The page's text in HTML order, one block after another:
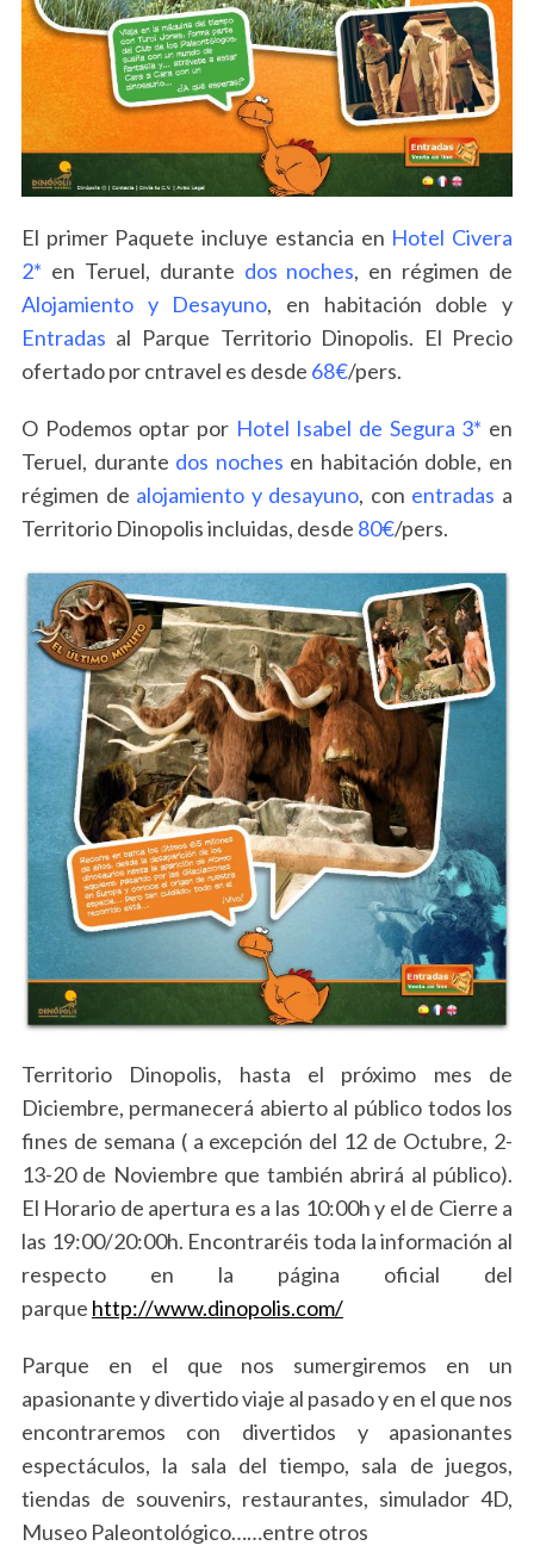
El primer Paquete incluye estancia en Hotel Civera
2* en Teruel, durante dos noches, en régimen de
Alojamiento y Desayuno, en habitación doble y
Entradas al Parque Territorio Dinopolis. El Precio
ofertado por cntravel es desde 68€/pers.
O Podemos optar por Hotel Isabel de Segura 3* en
Teruel, durante dos noches en habitación doble, en
régimen de alojamiento y desayuno, con entradas a
Territorio Dinopolis incluidas, desde 80€/pers.
Territorio Dinopolis, hasta el próximo mes de
Diciembre, permanecerá abierto al público todos los
fines de semana ( a excepción del 12 de Octubre, 2-
13-20 de Noviembre que también abrirá al público).
El Horario de apertura es a las 10:00h y el de Cierre a
las 19:00/20:00h. Encontraréis toda la información al
respecto en la página oficial del
parque http://www.dinopolis.com/
Parque en el que nos sumergiremos en un
apasionante y divertido viaje al pasado y en el que nos
encontraremos con divertidos y apasionantes
espectáculos, la sala del tiempo, sala de juegos,
tiendas de souvenirs, restaurantes, simulador 4D,
Museo Paleontológico……entre otros
S
e
a
r
c
h